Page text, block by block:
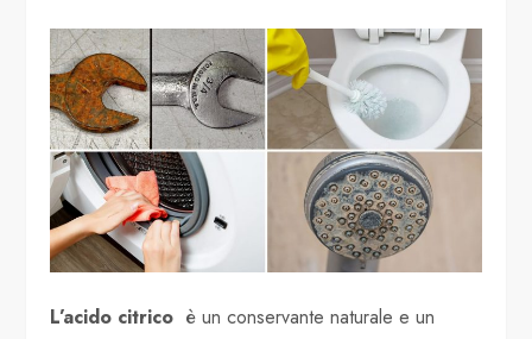
L’acido citrico è un conservante naturale e un